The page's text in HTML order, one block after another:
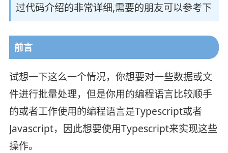
过代码介绍的非常详细,需要的朋友可以参考下
前言
试想一下这么一个情况，你想要对一些数据或文
件进行批量处理，但是你用的编程语言比较顺手
的或者工作使用的编程语言是Typescript或者
Javascript，因此想要使用Typescript来实现这些
操作。